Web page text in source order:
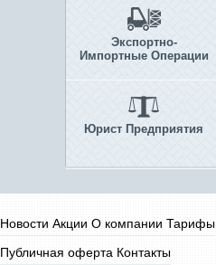
Экспортно-
Импортные Операции
Юрист Предприятия
Новости Акции О компании Тарифы
Публичная оферта Контакты